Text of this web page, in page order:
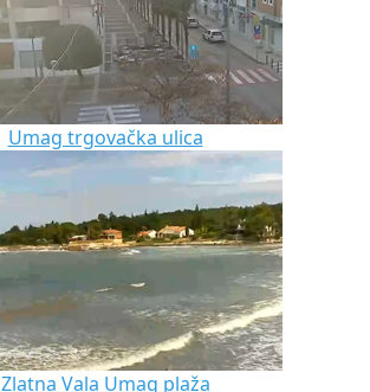
Umag trgovačka ulica
Zlatna Vala Umag plaža